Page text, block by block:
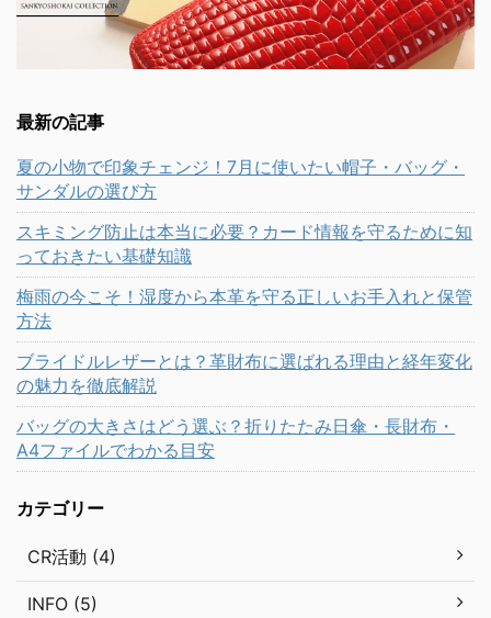
最新の記事
夏の小物で印象チェンジ！7月に使いたい帽子・バッグ・
サンダルの選び方
スキミング防止は本当に必要？カード情報を守るために知
っておきたい基礎知識
梅雨の今こそ！湿度から本革を守る正しいお手入れと保管
方法
ブライドルレザーとは？革財布に選ばれる理由と経年変化
の魅力を徹底解説
バッグの大きさはどう選ぶ？折りたたみ日傘・長財布・
A4ファイルでわかる目安
カテゴリー
CR活動 (4)
INFO (5)